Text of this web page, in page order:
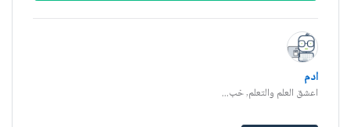
ادم
اعشق العلم والتعلم, خب...